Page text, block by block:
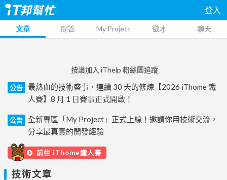
登入
文章 問答 My Project 徵才 聊天
按讚加入 iThelp 粉絲團追蹤
公告
最熱血的技術盛事，連續 30 天的修煉【2026 iThome 鐵
人賽】8 月 1 日賽事正式開啟！
公告
全新專區「My Project」正式上線！邀請你用技術交流，
分享最真實的開發經驗
前往 iThome鐵人賽
技術文章